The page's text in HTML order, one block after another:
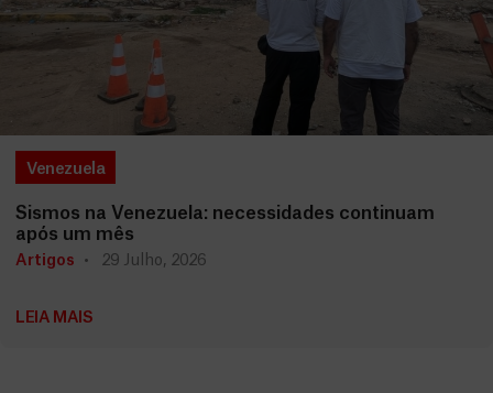
Venezuela
Sismos na Venezuela: necessidades continuam
após um mês
Artigos 29 Julho, 2026
LEIA MAIS